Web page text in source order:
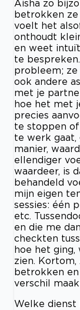
Aisha zo
betrokken ze
voelt het
onthoudt
en weet
te
probleem;
ook andere
met je
hoe het met
precies
te stoppen of
te werk gaat,
manier,
ellendiger
waardeer, is
behandeld
mijn eigen
sessies: één
etc.
en die me
checkten
hoe het
zien. Kortom,
betrokken
verschil
Welke dienst